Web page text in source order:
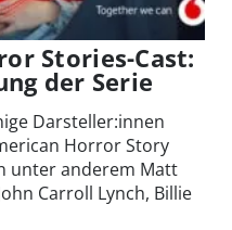
Stories-Cast:
der Serie
Darsteller:innen
Horror Story
unter anderem Matt
Carroll Lynch, Billie